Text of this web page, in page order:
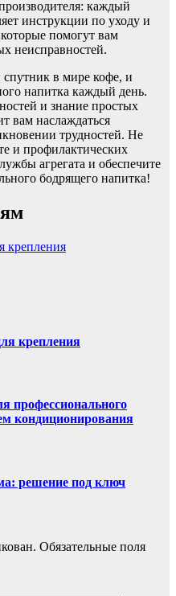
каждый
инструкции по уходу и
помогут вам
неисправностей.
в мире кофе, и
напитка каждый день.
и знание простых
вам наслаждаться
трудностей. Не
и профилактических
агрегата и обеспечите
бодрящего напитка!
крепления
крепления
профессионального
кондиционирования
решение под ключ
Обязательные поля